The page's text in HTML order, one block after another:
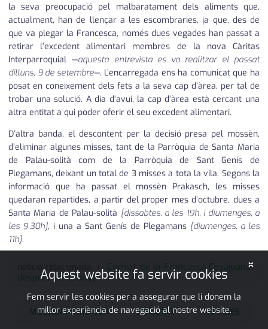
successos
urbanisme
editorial
la seva preocupació pel malbaratament dels aliments que,
actualment, han de llençar a les escombraries, ja que, des de
que va plegar la Francesca, només dues vegades han passat a
retirar l’excedent alimentari membres de la nova Càritas
Interparroquial —aquesta entrevista es va realitzar el passat
dilluns, 9 de setembre—. L’encarregada ens ha comunicat que ha
posat en coneixement dels fets a la seva cap d’àrea, per tal de
trobar una solució. A dia d’avui, la cap d’àrea està cercant una
altra entitat a qui poder oferir el seu excedent alimentari.
D’altra banda, el descontent per la decisió presa pel mossèn,
d’eliminar algunes misses, tant de la Parròquia de Santa Maria
de Palau-solità com de la Parròquia de Sant Genís de
Plegamans, deixant un total de 3 misses a tota la vila. Segons la
informació que ha passat el mossèn Prakasch, les misses
quedaran repartides, a partir del proper mes d’octubre, dues a
Santa Maria de Palau-solità [dissabtes, a les 19h, i diumenges, a
les 9,30h], i una a Sant Genís de Plegamans [diumenges, a les
11h].
notícia relacionada
Comiat de la Francesca Casajuana
després de 10 anys
MOSSÈN PRAKASCH SOCIETAT NOTÍCIES
×
Aquest website fa servir cookies
Fem servir les cookies per a assegurar que li donem la
millor experiència de navegació al nostre website.